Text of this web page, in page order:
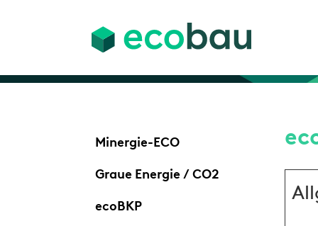
Minergie-ECO
Graue Energie / CO2
ecoBKP